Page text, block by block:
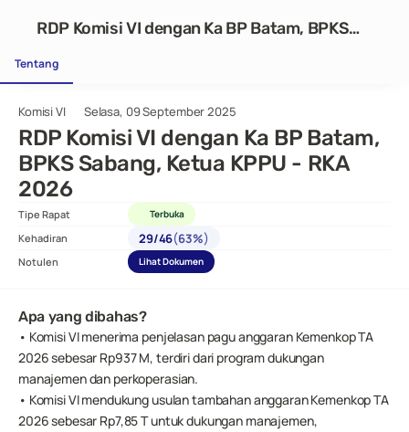
Komisi VI Selasa, 09 September 2025
RDP Komisi VI dengan Ka BP Batam,
BPKS Sabang, Ketua KPPU - RKA
2026
Tipe Rapat Terbuka
Kehadiran 29/46(63%)
Notulen Lihat Dokumen
Apa yang dibahas?
• Komisi VI menerima penjelasan pagu anggaran Kemenkop TA
2026 sebesar Rp937 M, terdiri dari program dukungan
manajemen dan perkoperasian.
• Komisi VI mendukung usulan tambahan anggaran Kemenkop TA
2026 sebesar Rp7,85 T untuk dukungan manajemen,
RDP Komisi VI dengan Ka BP Batam, BPKS
Tentang